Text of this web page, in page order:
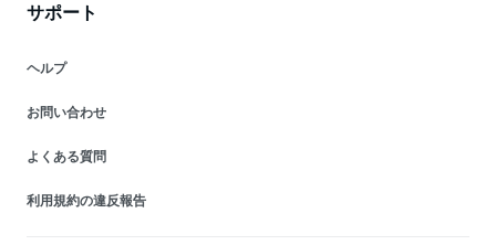
サポート
ヘルプ
お問い合わせ
よくある質問
利用規約の違反報告